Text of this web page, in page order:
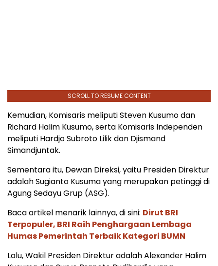
SCROLL TO RESUME CONTENT
Kemudian, Komisaris meliputi Steven Kusumo dan
Richard Halim Kusumo, serta Komisaris Independen
meliputi Hardjo Subroto Lilik dan Djismand
Simandjuntak.
​​​​​Sementara itu, Dewan Direksi, yaitu Presiden Direktur
adalah Sugianto Kusuma yang merupakan petinggi di
Agung Sedayu Grup (ASG).
Baca artikel menarik lainnya, di sini: Dirut BRI
Terpopuler, BRI Raih Penghargaan Lembaga
Humas Pemerintah Terbaik Kategori BUMN
Lalu, Wakil Presiden Direktur adalah Alexander Halim